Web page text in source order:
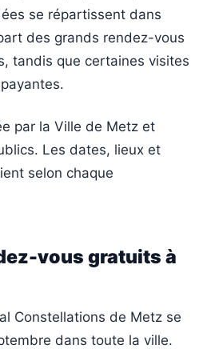
se répartissent dans
des grands rendez-vous
tandis que certaines visites
par la Ville de Metz et
Les dates, lieux et
selon chaque
vous gratuits à
Constellations de Metz se
dans toute la ville.